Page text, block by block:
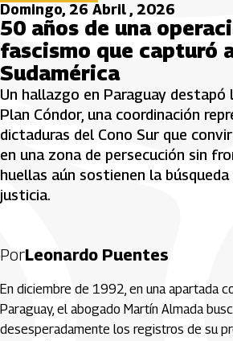
Domingo, 26 Abril , 2026
50 años de una
fascismo que capturó
Sudamérica
Un hallazgo en Paraguay destapó
Plan Cóndor, una coordinación
dictaduras del Cono Sur que
en una zona de persecución sin
huellas aún sostienen la
justicia.
PorLeonardo Puentes
En diciembre de 1992, en una apartada
Paraguay, el abogado Martín Almada
desesperadamente los registros de su